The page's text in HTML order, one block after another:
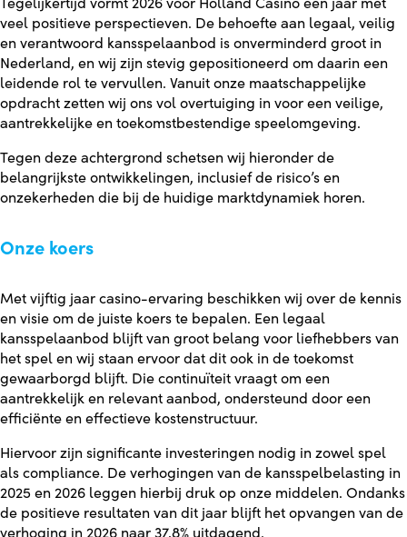
Tegelijkertijd vormt 2026 voor Holland Casino een jaar met
veel positieve perspectieven. De behoefte aan legaal, veilig
en verantwoord kansspelaanbod is onverminderd groot in
Nederland, en wij zijn stevig gepositioneerd om daarin een
leidende rol te vervullen. Vanuit onze maatschappelijke
opdracht zetten wij ons vol overtuiging in voor een veilige,
aantrekkelijke en toekomstbestendige speelomgeving.
Tegen deze achtergrond schetsen wij hieronder de
belangrijkste ontwikkelingen, inclusief de risico’s en
onzekerheden die bij de huidige marktdynamiek horen.
Onze koers
Met vijftig jaar casino-ervaring beschikken wij over de kennis
en visie om de juiste koers te bepalen. Een legaal
kansspelaanbod blijft van groot belang voor liefhebbers van
het spel en wij staan ervoor dat dit ook in de toekomst
gewaarborgd blijft. Die continuïteit vraagt om een
aantrekkelijk en relevant aanbod, ondersteund door een
efficiënte en effectieve kostenstructuur.
Hiervoor zijn significante investeringen nodig in zowel spel
als compliance. De verhogingen van de kansspelbelasting in
2025 en 2026 leggen hierbij druk op onze middelen. Ondanks
de positieve resultaten van dit jaar blijft het opvangen van de